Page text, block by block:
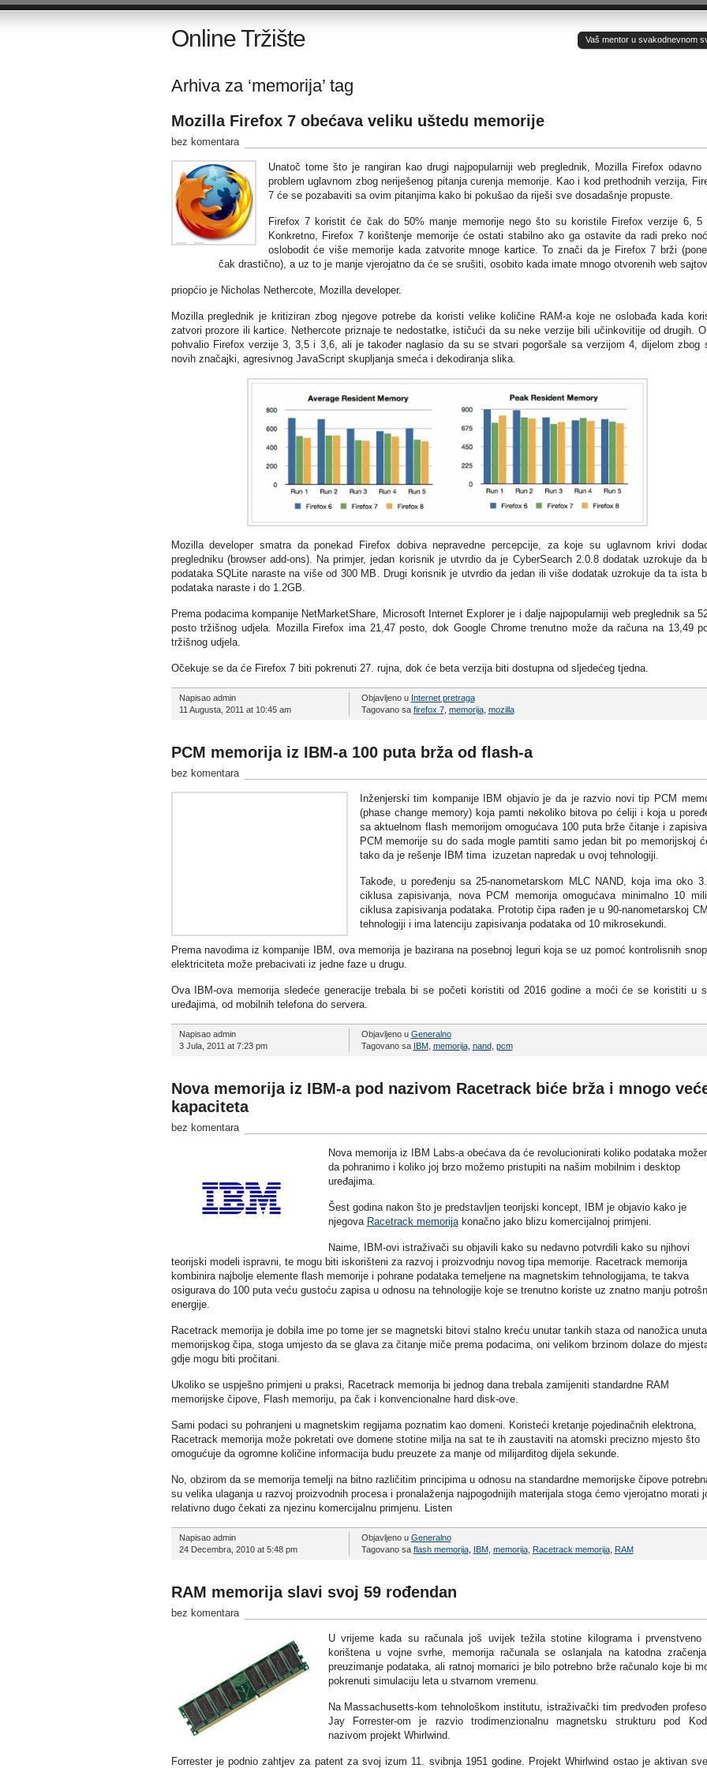
Online Tržište Vaš mentor u svakodnevnom
Arhiva za ‘memorija’ tag
Mozilla Firefox 7 obećava veliku uštedu memorije
bez komentara
Unatoč tome što je rangiran kao drugi najpopularniji web preglednik, Mozilla Firefox odavno
problem uglavnom zbog neriješenog pitanja curenja memorije. Kao i kod prethodnih verzija,
7 će se pozabaviti sa ovim pitanjima kako bi pokušao da riješi sve dosadašnje propuste.
Firefox 7 koristit će čak do 50% manje memorije nego što su koristile Firefox verzije 6, 5
Konkretno, Firefox 7 korištenje memorije će ostati stabilno ako ga ostavite da radi preko
oslobodit će više memorije kada zatvorite mnoge kartice. To znači da je Firefox 7 brži
čak drastično), a uz to je manje vjerojatno da će se srušiti, osobito kada imate mnogo otvorenih web
priopćio je Nicholas Nethercote, Mozilla developer.
Mozilla preglednik je kritiziran zbog njegove potrebe da koristi velike količine RAM-a koje ne oslobađa kada
zatvori prozore ili kartice. Nethercote priznaje te nedostatke, ističući da su neke verzije bili učinkovitije od drugih.
pohvalio Firefox verzije 3, 3,5 i 3,6, ali je također naglasio da su se stvari pogoršale sa verzijom 4, dijelom zbog
novih značajki, agresivnog JavaScript skupljanja smeća i dekodiranja slika.
Mozilla developer smatra da ponekad Firefox dobiva nepravedne percepcije, za koje su uglavnom krivi
pregledniku (browser add-ons). Na primjer, jedan korisnik je utvrdio da je CyberSearch 2.0.8 dodatak uzrokuje da
podataka SQLite naraste na više od 300 MB. Drugi korisnik je utvrdio da jedan ili više dodatak uzrokuje da ta ista
podataka naraste i do 1.2GB.
Prema podacima kompanije NetMarketShare, Microsoft Internet Explorer je i dalje najpopularniji web preglednik sa
posto tržišnog udjela. Mozilla Firefox ima 21,47 posto, dok Google Chrome trenutno može da računa na 13,49
tržišnog udjela.
Očekuje se da će Firefox 7 biti pokrenuti 27. rujna, dok će beta verzija biti dostupna od sljedećeg tjedna.
Napisao admin
11 Augusta, 2011 at 10:45 am
Objavljeno u Internet pretraga
Tagovano sa firefox 7, memorija, mozilla
PCM memorija iz IBM-a 100 puta brža od flash-a
bez komentara
Inženjerski tim kompanije IBM objavio je da je razvio novi tip PCM
(phase change memory) koja pamti nekoliko bitova po ćeliji i koja u
sa aktuelnom flash memorijom omogućava 100 puta brže čitanje i
PCM memorije su do sada mogle pamtiti samo jedan bit po memorijskoj
tako da je rešenje IBM tima izuzetan napredak u ovoj tehnologiji.
Takođe, u poređenju sa 25-nanometarskom MLC NAND, koja ima oko
ciklusa zapisivanja, nova PCM memorija omogućava minimalno 10
ciklusa zapisivanja podataka. Prototip čipa rađen je u 90-nanometarskoj
tehnologiji i ima latenciju zapisivanja podataka od 10 mikrosekundi.
Prema navodima iz kompanije IBM, ova memorija je bazirana na posebnoj leguri koja se uz pomoć kontrolisnih
elektriciteta može prebacivati iz jedne faze u drugu.
Ova IBM-ova memorija sledeće generacije trebala bi se početi koristiti od 2016 godine a moći će se koristiti u
uređajima, od mobilnih telefona do servera.
Napisao admin
3 Jula, 2011 at 7:23 pm
Objavljeno u Generalno
Tagovano sa IBM, memorija, nand, pcm
Nova memorija iz IBM-a pod nazivom Racetrack biće brža i mnogo
kapaciteta
bez komentara
Nova memorija iz IBM Labs-a obećava da će revolucionirati koliko podataka
da pohranimo i koliko joj brzo možemo pristupiti na našim mobilnim i desktop
uređajima.
Šest godina nakon što je predstavljen teorijski koncept, IBM je objavio kako je
njegova Racetrack memorijakonačno jako blizu komercijalnoj primjeni.
Naime, IBM-ovi istraživači su objavili kako su nedavno potvrdili kako su njihovi
teorijski modeli ispravni, te mogu biti iskorišteni za razvoj i proizvodnju novog tipa memorije. Racetrack memorija
kombinira najbolje elemente flash memorije i pohrane podataka temeljene na magnetskim tehnologijama, te takva
osigurava do 100 puta veću gustoću zapisa u odnosu na tehnologije koje se trenutno koriste uz znatno manju
energije.
Racetrack memorija je dobila ime po tome jer se magnetski bitovi stalno kreću unutar tankih staza od nanožica
memorijskog čipa, stoga umjesto da se glava za čitanje miče prema podacima, oni velikom brzinom dolaze do
gdje mogu biti pročitani.
Ukoliko se uspješno primjeni u praksi, Racetrack memorija bi jednog dana trebala zamijeniti standardne RAM
memorijske čipove, Flash memoriju, pa čak i konvencionalne hard disk-ove.
Sami podaci su pohranjeni u magnetskim regijama poznatim kao domeni. Koristeći kretanje pojedinačnih elektrona,
Racetrack memorija može pokretati ove domene stotine milja na sat te ih zaustaviti na atomski precizno mjesto što
omogućuje da ogromne količine informacija budu preuzete za manje od milijarditog dijela sekunde.
No, obzirom da se memorija temelji na bitno različitim principima u odnosu na standardne memorijske čipove
su velika ulaganja u razvoj proizvodnih procesa i pronalaženja najpogodnijih materijala stoga ćemo vjerojatno morati
relativno dugo čekati za njezinu komercijalnu primjenu. Listen
Napisao admin
24 Decembra, 2010 at 5:48 pm
Objavljeno u Generalno
Tagovano sa flash memorija, IBM, memorija, Racetrack memorija, RAM
RAM memorija slavi svoj 59 rođendan
bez komentara
U vrijeme kada su računala još uvijek težila stotine kilograma i prvenstveno
korištena u vojne svrhe, memorija računala se oslanjala na katodna
preuzimanje podataka, ali ratnoj mornarici je bilo potrebno brže računalo koje bi
pokrenuti simulaciju leta u stvarnom vremenu.
Na Massachusetts-kom tehnološkom institutu, istraživački tim predvođen
Jay Forrester-om je razvio trodimenzionalnu magnetsku strukturu pod
nazivom projekt Whirlwind.
Forrester je podnio zahtjev za patent za svoj izum 11. svibnja 1951 godine. Projekt Whirlwind ostao je aktivan